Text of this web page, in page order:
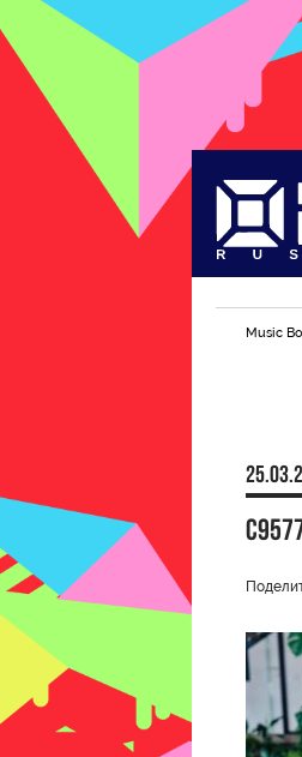
Music